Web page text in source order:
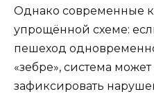
Однако современные
упрощённой схеме:
пешеход
«зебре», система
зафиксировать